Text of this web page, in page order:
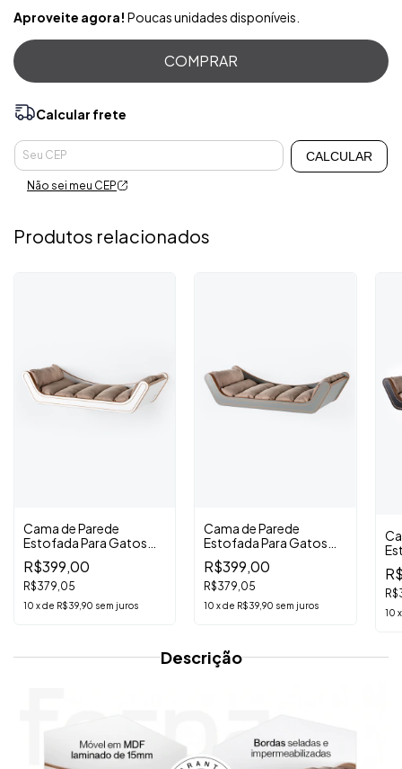
Aproveite agora! Poucas unidades disponíveis.
Calcular frete
Entregas para o CEP: Alterar CEP
CALCULAR
Não sei meu CEP
Produtos relacionados
Cama de Parede
Estofada Para Gatos
Raj Branca
R$399,00
R$379,05
10 xde R$39,90 sem juros
Cama de Parede
Estofada Para Gatos
Raj Verde
R$399,00
R$379,05
10 xde R$39,90 sem juros
10
Descrição